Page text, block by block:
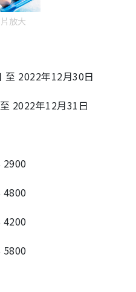
放大
至 2022年12月30日
2022年12月31 日
2900
4800
4200
5800